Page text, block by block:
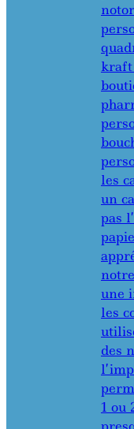
kraft
les
un
pas
une
les
des
1 ou